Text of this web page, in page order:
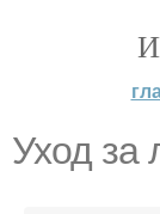
Уход за